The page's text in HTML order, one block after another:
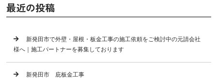
最近の投稿
新発田市で外壁・屋根・板金工事の施工依頼をご検討中の元請会社
様へ｜施工パートナーを募集しております
新発田市 庇板金工事